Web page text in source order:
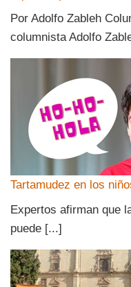
Por Adolfo Zableh
columnista Adolfo
Tartamudez en los
Expertos afirman que
puede [...]